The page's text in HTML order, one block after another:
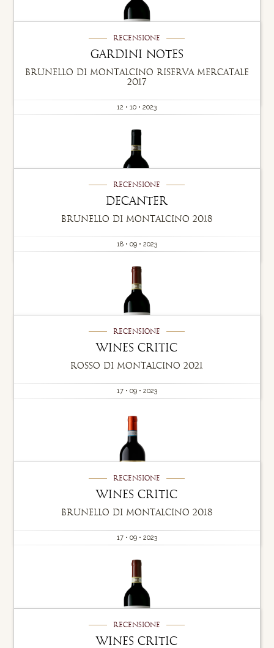
Recensione
Gardini Notes
Brunello di Montalcino Riserva Mercatale
2017
12 • 10 • 2023
Recensione
Decanter
Brunello di Montalcino 2018
18 • 09 • 2023
Recensione
Wines Critic
Rosso di Montalcino 2021
17 • 09 • 2023
Recensione
Wines Critic
Brunello di Montalcino 2018
17 • 09 • 2023
Recensione
Wines Critic